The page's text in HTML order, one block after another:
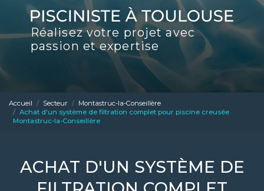
Réalisez votre projet avec
passion et expertise
Accueil Secteur
Montastruc-la-Conseillère
Achat d'un système de filtration complet pour piscine creusée
Montastruc-la-Conseillère
ACHAT D'UN SYSTÈME DE